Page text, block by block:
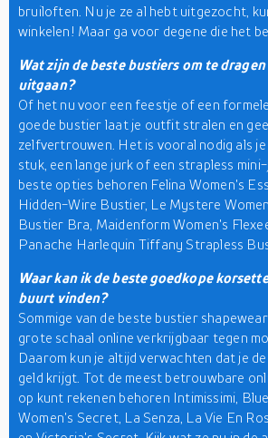
bruiloften. Nu je ze al hebt uitgezocht,
winkelen! Maar ga voor degene die het
Wat zijn de beste bustiers om te
uitgaan?
Of het nu voor een feestje of een
goede bustier laat je outfit stralen en
zelfvertrouwen. Het is vooral nodig als
stuk, een lange jurk of een strapless
beste opties behoren Felina Women's
Hidden-Wire Bustier, Le Mystere
Bustier Bra, Maidenform Women's
Panache Harlequin Tiffany Strapless
Waar kan ik de beste goedkope
buurt vinden?
Sommige van de beste bustier
grote schaal online verkrijgbaar tegen
Daarom kun je altijd verwachten dat je
geld krijgt. Tot de meest betrouwbare
op kunt rekenen behoren Intimissimi,
Women's Secret, La Senza, La Vie En